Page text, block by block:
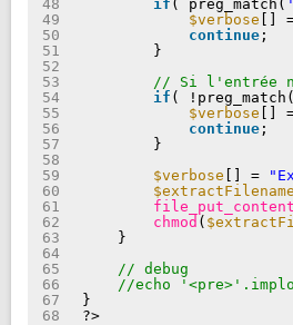
48
49
50
51
52
53
54
55
56
57
58
59
60
61
62
63
64
65
66
67
68
if ( preg_match(
$verbose []
continue ;
}
// Si l'entrée
if ( !preg_match(
$verbose []
continue ;
}
$verbose [] =
chmod (
}
// debug
//echo
}
?>